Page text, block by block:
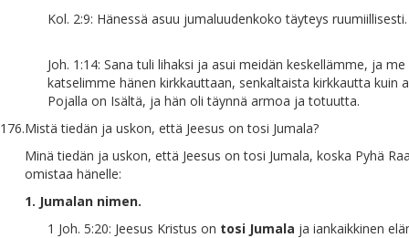
Kol. 2:9: Hänessä asuu jumaluudenkoko täyteys ruumiillisesti.
Joh. 1:14: Sana tuli lihaksi ja asui meidän keskellämme, ja me
katselimme hänen kirkkauttaan, senkaltaista kirkkautta kuin
Pojalla on Isältä, ja hän oli täynnä armoa ja totuutta.
176.Mistä tiedän ja uskon, että Jeesus on tosi Jumala?
Minä tiedän ja uskon, että Jeesus on tosi Jumala, koska Pyhä
omistaa hänelle:
1. Jumalan nimen.
1 Joh. 5:20: Jeesus Kristus on tosi Jumala ja iankaikkinen